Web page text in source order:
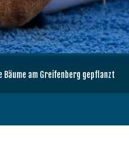
Bäume am Greifenberg gepflanzt